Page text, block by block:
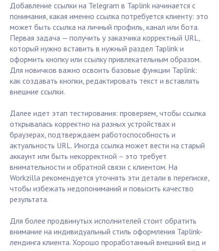
Добавление ссылки на Telegram в Taplink начинается с
понимания, какая именно ссылка потребуется клиенту: это
может быть ссылка на личный профиль, канал или бота.
Первая задача — получить у заказчика корректный URL,
который нужно вставить в нужный раздел Taplink и
оформить кнопку или ссылку привлекательным образом.
Для новичков важно освоить базовые функции Taplink:
как создавать кнопки, редактировать текст и вставлять
внешние ссылки.
Далее идет этап тестирования: проверяем, чтобы ссылка
открывалась корректно на разных устройствах и
браузерах, подтверждаем работоспособность и
актуальность URL. Иногда ссылка может вести на старый
аккаунт или быть некорректной – это требует
внимательности и обратной связи с клиентом. На
Workzilla рекомендуется уточнять эти детали в переписке,
чтобы избежать недопониманий и повысить качество
результата.
Для более продвинутых исполнителей стоит обратить
внимание на индивидуальный стиль оформления Taplink-
лендинга клиента. Хорошо проработанный внешний вид и